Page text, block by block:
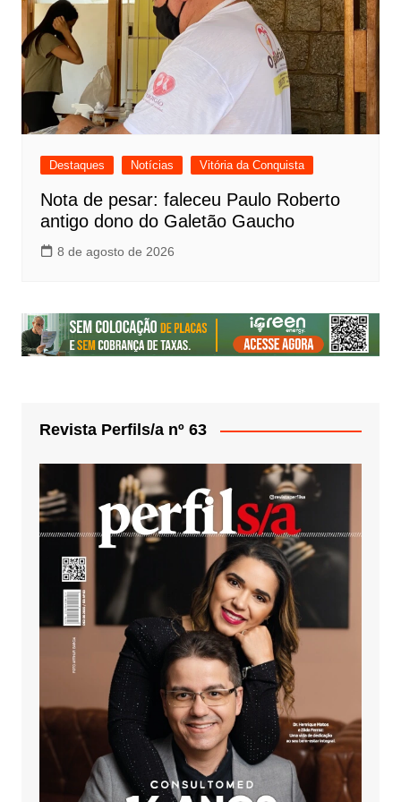
Destaques Notícias Vitória da Conquista
Nota de pesar: faleceu Paulo Roberto
antigo dono do Galetão Gaucho
8 de agosto de 2026
Revista Perfils/a nº 63